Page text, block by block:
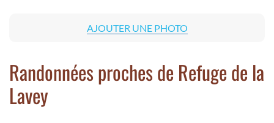
AJOUTER UNE PHOTO
Randonnées proches de Refuge de la
Lavey